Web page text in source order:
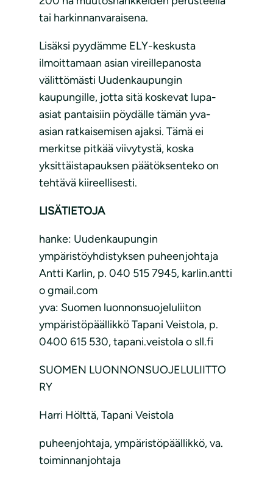
tai harkinnanvaraisena.
Lisäksi pyydämme ELY-keskusta
ilmoittamaan asian vireillepanosta
välittömästi Uudenkaupungin
kaupungille, jotta sitä koskevat lupa-
asiat pantaisiin pöydälle tämän yva-
asian ratkaisemisen ajaksi. Tämä ei
merkitse pitkää viivytystä, koska
yksittäistapauksen päätöksenteko on
tehtävä kiireellisesti.
LISÄTIETOJA
hanke: Uudenkaupungin
ympäristöyhdistyksen puheenjohtaja
Antti Karlin, p. 040 515 7945, karlin.antti
o gmail.com
yva: Suomen luonnonsuojeluliiton
ympäristöpäällikkö Tapani Veistola, p.
0400 615 530, tapani.veistola o sll.fi
SUOMEN LUONNONSUOJELULIITTO
RY
Harri Hölttä, Tapani Veistola
puheenjohtaja, ympäristöpäällikkö, va.
toiminnanjohtaja